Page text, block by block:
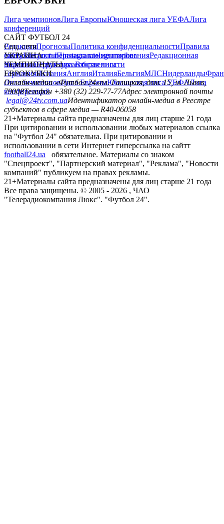
Лига чемпионовЛига ЕвропыЮношеская лига УЕФАЛига
конференций
САЙТ ФУТБОЛ 24
РедакцияПрогнозыПолитика конфиденциальностиПравила
сайтуКонтактыПравила комментированияРедакционная
политикаСтруктура собственности
Соц. сети
facebookxyoutubeinstagramtelegramviber
УКРАИНА
УкраинаПервая лигаВторая лига
ЧЕМПИОНАТЫ
ГерманияИспанияАнглияИталияБельгияМЛСНидерланды
ЕВРОКУБКИ
Лига чемпионовЛига ЕвропыЮношеская лига УЕФАЛига
конференций
Онлайн-медиа «Футбол 24»пл. Галицкая, дом. 15, м. Львов,
79008Телефон +380 (32) 229-77-77Адрес электронной почты
legal@24tv.com.uaИдентификатор онлайн-медиа в Реестре
субъектов в сфере медиа — R40-06058
21+Материалы сайта предназначены для лиц старше 21 года
При цитировании и использовании любых материалов ссылка
на "Футбол 24" обязательна. При цитировании и
использовании в сети Интернет гиперссылка на сайтт
football24.ua
обязательное. Материалы со знаком
"Спецпроект", "Партнерский материал", "Реклама", "Новости
компаний" публикуем на правах рекламы.
21+Материалы сайта предназначены для лиц старше 21 года
Все права защищены. © 2005 - 2026 , ЧАО
"Телерадиокомпания Люкс". "Футбол 24".